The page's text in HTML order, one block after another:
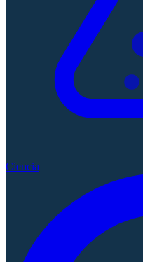
Ciencia